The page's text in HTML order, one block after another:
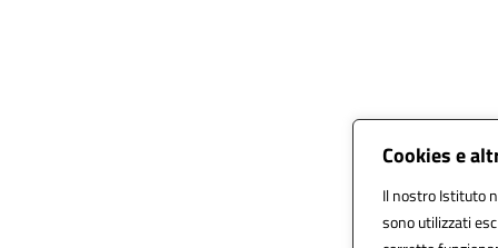
Cookies e
Il nostro Istituto
sono utilizzati